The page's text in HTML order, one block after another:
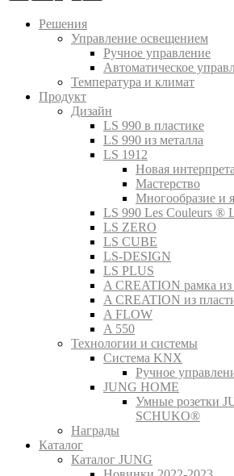
Решения
Управление освещением
Ручное управление
Автоматическое
Температура и климат
Продукт
Дизайн
LS 990 в пластике
LS 990 из металла
LS 1912
Новая
Мастерство
Многообразие и
LS 990 Les Couleurs ®
LS ZERO
LS CUBE
LS-DESIGN
LS PLUS
A CREATION рамка из
A CREATION из
A FLOW
A 550
Технологии и системы
Система KNX
Ручное
JUNG HOME
Умные розетки
SCHUKO®
Награды
Каталог
Каталог JUNG